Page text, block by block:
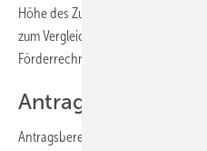
Höhe des Zuschuss errechnen.
zum Vergleich verschiedener
Förderrechners leicht
Antragsberechtigt sind